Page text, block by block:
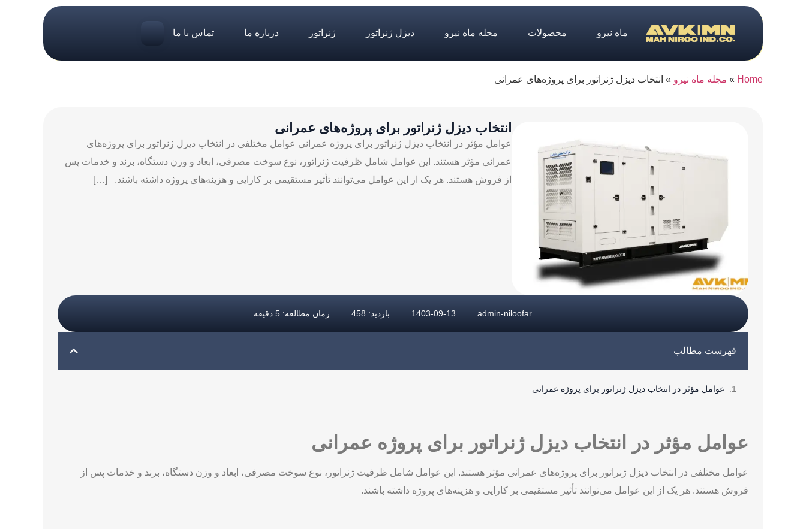
ماه نیرو محصولات مجله ماه نیرو دیزل ژنراتور ژنراتور درباره ما تماس با ما
Home
» مجله ماه نیرو » انتخاب دیزل ژنراتور برای پروژه‌های عمرانی
انتخاب دیزل ژنراتور برای پروژه‌های عمرانی
عوامل مؤثر در انتخاب دیزل ژنراتور برای پروژه عمرانی عوامل مختلفی در انتخاب دیزل ژنراتور برای پروژه‌های
عمرانی مؤثر هستند. این عوامل شامل ظرفیت ژنراتور، نوع سوخت مصرفی، ابعاد و وزن دستگاه، برند و خدمات پس
از فروش هستند. هر یک از این عوامل می‌توانند تأثیر مستقیمی بر کارایی و هزینه‌های پروژه داشته باشند. […]
admin-niloofar
1403-09-13 بازدید: 458 زمان مطالعه: 5 دقیقه
فهرست مطالب
عوامل مؤثر در انتخاب دیزل ژنراتور برای پروژه عمرانی
عوامل مؤثر در انتخاب دیزل ژنراتور برای پروژه عمرانی
عوامل مختلفی در انتخاب دیزل ژنراتور برای پروژه‌های عمرانی مؤثر هستند. این عوامل شامل ظرفیت ژنراتور، نوع سوخت مصرفی، ابعاد و وزن دستگاه، برند و خدمات پس از
فروش هستند. هر یک از این عوامل می‌توانند تأثیر مستقیمی بر کارایی و هزینه‌های پروژه داشته باشند.